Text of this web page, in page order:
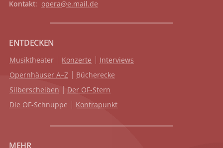
Kontakt: opera@e.mail.de
ENTDECKEN
Musiktheater Konzerte
Interviews
Opernhäuser A–Z
Bücherecke
Silberscheiben
Der OF-Stern
Die OF-Schnuppe
Kontrapunkt
MEHR